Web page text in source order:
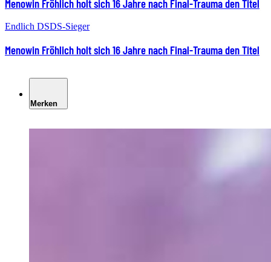
Menowin Fröhlich holt sich 16 Jahre nach Final-Trauma den Titel
Endlich DSDS-Sieger
Menowin Fröhlich holt sich 16 Jahre nach Final-Trauma den Titel
Merken